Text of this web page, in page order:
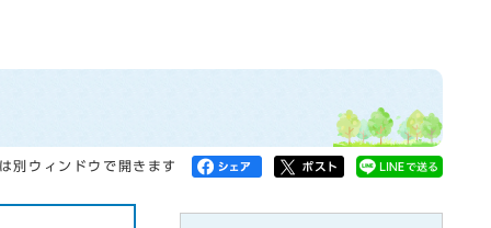
別ウィンドウで開きます